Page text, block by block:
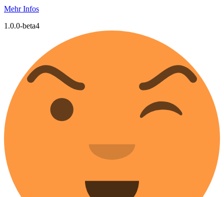
Mehr Infos
1.0.0-beta4